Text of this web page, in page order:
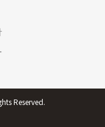
Reserved.